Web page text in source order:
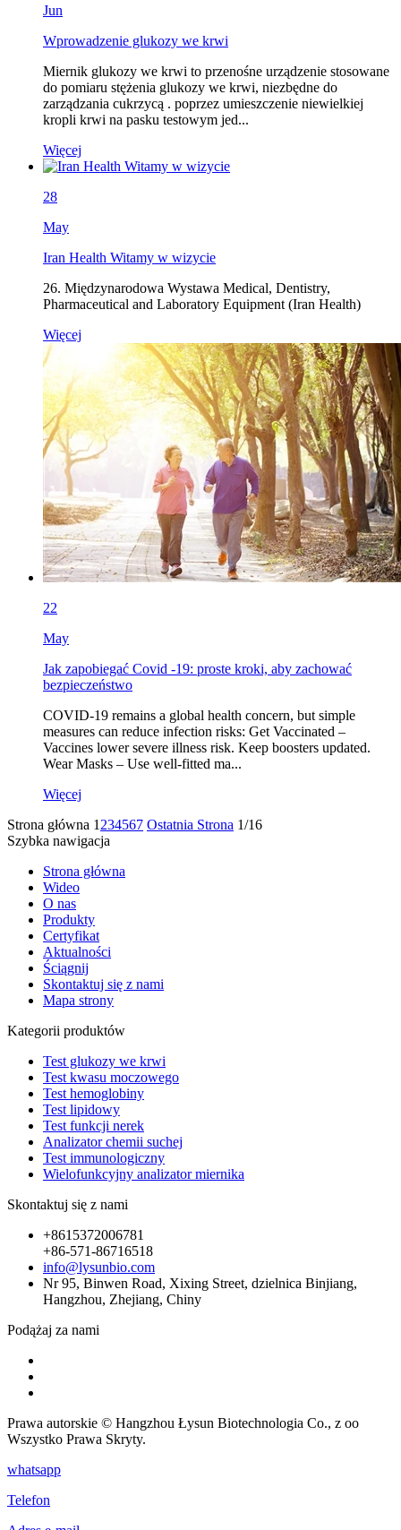
Jun
Wprowadzenie glukozy we krwi
Miernik glukozy we krwi to przenośne urządzenie stosowane
do pomiaru stężenia glukozy we krwi, niezbędne do
zarządzania cukrzycą . poprzez umieszczenie niewielkiej
kropli krwi na pasku testowym jed...
Więcej
28
May
Iran Health Witamy w wizycie
26. Międzynarodowa Wystawa Medical, Dentistry,
Pharmaceutical and Laboratory Equipment (Iran Health)
Więcej
22
May
Jak zapobiegać Covid -19: proste kroki, aby zachować
bezpieczeństwo
COVID-19 remains a global health concern, but simple
measures can reduce infection risks: Get Vaccinated –
Vaccines lower severe illness risk. Keep boosters updated.
Wear Masks – Use well-fitted ma...
Więcej
Strona główna 1 234567 Ostatnia Strona 1/16
Szybka nawigacja
Strona główna
Wideo
O nas
Produkty
Certyfikat
Aktualności
Ściągnij
Skontaktuj się z nami
Mapa strony
Kategorii produktów
Test glukozy we krwi
Test kwasu moczowego
Test hemoglobiny
Test lipidowy
Test funkcji nerek
Analizator chemii suchej
Test immunologiczny
Wielofunkcyjny analizator miernika
Skontaktuj się z nami
+8615372006781
+86-571-86716518
info@lysunbio.com
Nr 95, Binwen Road, Xixing Street, dzielnica Binjiang,
Hangzhou, Zhejiang, Chiny
Podążaj za nami
Prawa autorskie © Hangzhou Łysun Biotechnologia Co., z oo
Wszystko Prawa Skryty.
whatsapp
Telefon